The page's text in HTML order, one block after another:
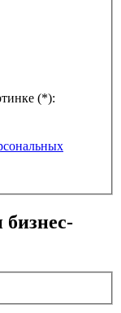
(*):
бизнес-